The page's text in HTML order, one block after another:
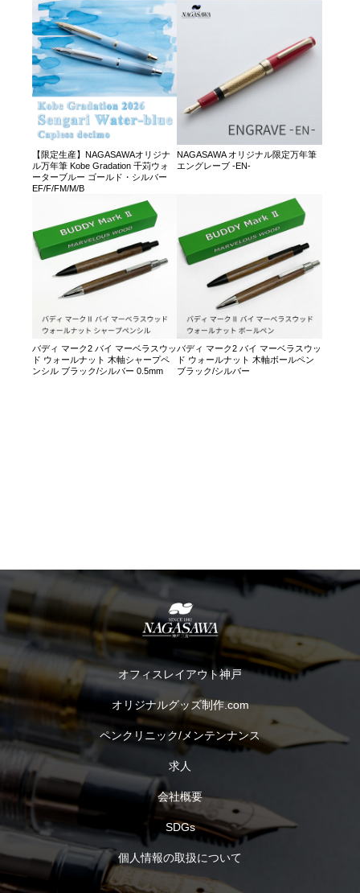
【限定生産】NAGASAWAオリジナ
ル万年筆 Kobe Gradation 千苅ウォ
ーターブルー ゴールド・シルバー
EF/F/FM/M/B
NAGASAWA オリジナル限定万年筆
エングレーブ -EN-
バディ マーク2 バイ マーベラスウッ
ド ウォールナット 木軸シャープペ
ンシル ブラック/シルバー 0.5mm
バディ マーク2 バイ マーベラスウッ
ド ウォールナット 木軸ボールペン
ブラック/シルバー
オフィスレイアウト神戸
オリジナルグッズ制作.com
ペンクリニック/メンテンナンス
求人
会社概要
SDGs
個人情報の取扱について